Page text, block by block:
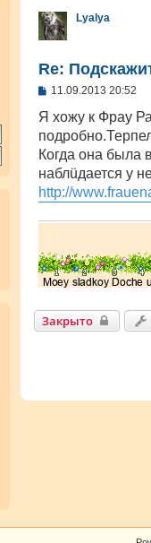
Lyalya
Re:
С
о
щ
е
и
е
11.09.2013 20:52
Я хожу к Фрау
Когда она была
наблüдается у
http://
Закрыто